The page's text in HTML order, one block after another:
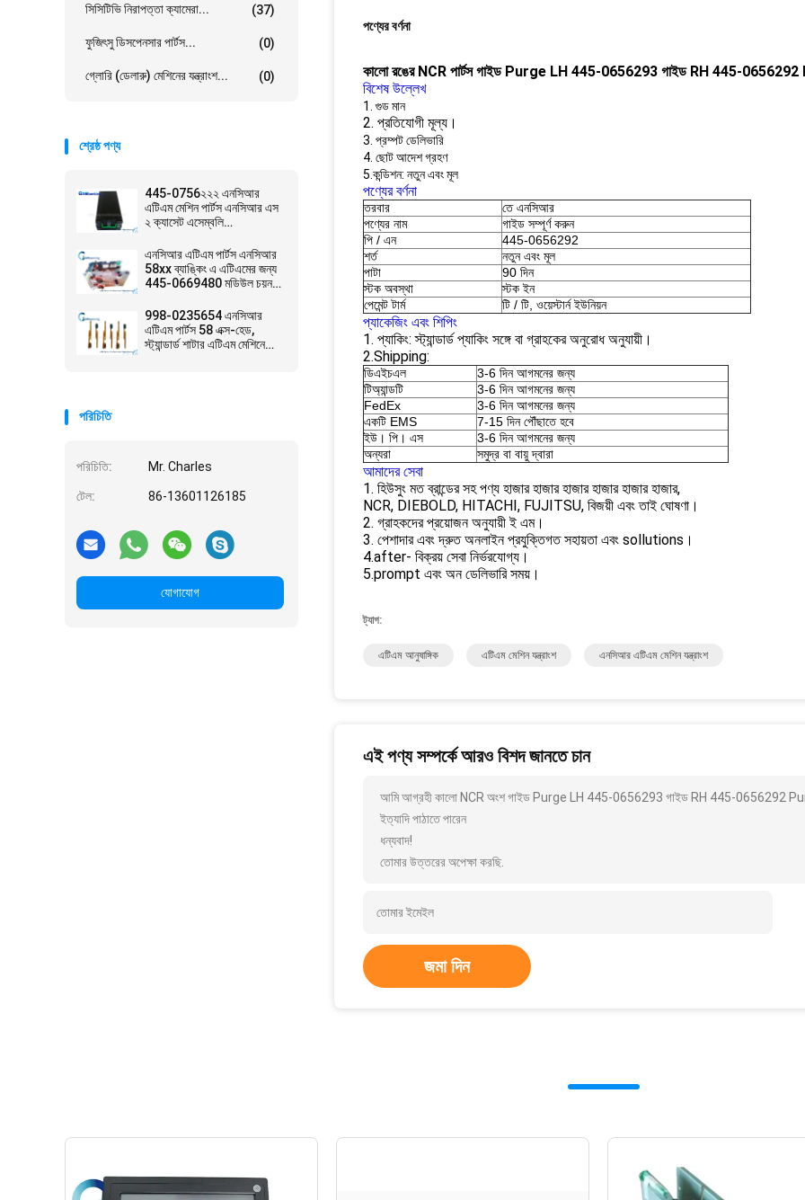
সিসিটিভি নিরাপত্তা ক্যামেরা... (37)
ফুজিৎসু ডিসপেনসার পার্টস... (0)
গ্লোরি (ডেলারু) মেশিনের যন্ত্রাংশ... (0)
শ্রেষ্ঠ পণ্য
445-0756২২২ এনসিআর
এটিএম মেশিন পার্টস এনসিআর এস
২ ক্যাসেট এসেম্বলি
এনসিআর এটিএম পার্টস এনসিআর
58xx ব্যাঙ্কিং এ এটিএমের জন্য
445-0669480 মডিউল চয়ন
998-0235654 এনসিআর
এটিএম পার্টস 58 এক্স-হেড,
স্ট্যান্ডার্ড শাটার এটিএম মেশিনে
পরিচিতি
পরিচিতি: Mr. Charles
টেল: 86-13601126185
যোগাযোগ
পণ্যের বর্ণনা
কালো রঙের NCR পার্টস গাইড Purge LH 445-0656293 গাইড RH 445-
বিশেষ উল্লেখ
1. গুড মান
2. প্রতিযোগী মূল্য।
3. প্রম্পট ডেলিভারি
4. ছোট আদেশ গ্রহণ
5.কন্ডিশন: নতুন এবং মূল
পণ্যের বর্ণনা
তরবার
তে এনসিআর
পণ্যের নাম
গাইড সম্পূর্ণ করুন
পি / এন
445-0656292
শর্ত
নতুন এবং মূল
পাটা
90 দিন
স্টক অবস্থা
স্টক ইন
পেমেন্ট টার্ম
টি / টি, ওয়েস্টার্ন ইউনিয়ন
প্যাকেজিং এবং শিপিং
1. প্যাকিং: স্ট্যান্ডার্ড প্যাকিং সঙ্গে বা গ্রাহকের অনুরোধ অনুযায়ী।
2.Shipping:
ডিএইচএল
3-6 দিন আগমনের জন্য
টিঅ্যান্ডটি
3-6 দিন আগমনের জন্য
FedEx
3-6 দিন আগমনের জন্য
একটি EMS
7-15 দিন পৌঁছাতে হবে
ইউ। পি। এস
3-6 দিন আগমনের জন্য
অন্যরা
সমুদ্র বা বায়ু দ্বারা
আমাদের সেবা
1. হিউসুং মত ব্রান্ডের সহ পণ্য হাজার হাজার হাজার হাজার হাজার হাজার,
NCR, DIEBOLD, HITACHI, FUJITSU, বিজয়ী এবং তাই ঘোষণা।
2. গ্রাহকদের প্রয়োজন অনুযায়ী ই এম।
3. পেশাদার এবং দ্রুত অনলাইন প্রযুক্তিগত সহায়তা এবং sollutions।
4.after- বিক্রয় সেবা নির্ভরযোগ্য।
5.prompt এবং অন ডেলিভারি সময়।
ট্যাগ:
এটিএম আনুষাঙ্গিক এটিএম মেশিন যন্ত্রাংশ এনসিআর এটিএম মেশিন যন্ত্রাংশ
এই পণ্য সম্পর্কে আরও বিশদ জানতে চান
আমি আগ্রহী কালো NCR অংশ গাইড Purge LH 445-0656293 গাইড RH 445-0656292
ইত্যাদি পাঠাতে পারেন
ধন্যবাদ!
তোমার উত্তরের অপেক্ষা করছি.
জমা দিন